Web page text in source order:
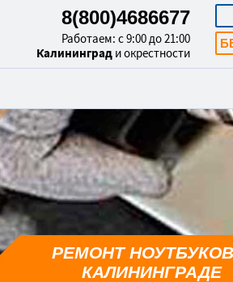
8(800)4686677
Работаем: с 9:00 до 21:00
Калининград и окрестности
РЕМОНТ
КАЛИНИНГРАДЕ